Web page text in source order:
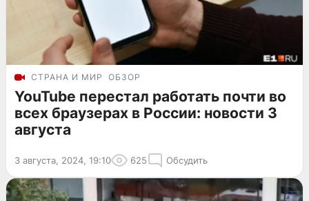
СТРАНА И МИР ОБЗОР
YouTube перестал работать почти во
всех браузерах в России: новости 3
августа
3 августа, 2024, 19:10 625 Обсудить